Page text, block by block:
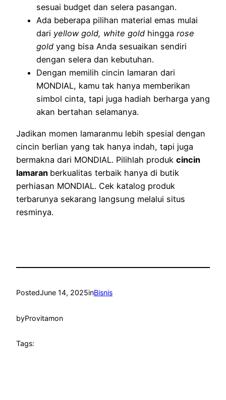
sesuai budget dan selera pasangan.
Ada beberapa pilihan material emas mulai
dari yellow gold, white gold hingga rose
gold yang bisa Anda sesuaikan sendiri
dengan selera dan kebutuhan.
Dengan memilih cincin lamaran dari
MONDIAL, kamu tak hanya memberikan
simbol cinta, tapi juga hadiah berharga yang
akan bertahan selamanya.
Jadikan momen lamaranmu lebih spesial dengan
cincin berlian yang tak hanya indah, tapi juga
bermakna dari MONDIAL. Pilihlah produk cincin
lamaran berkualitas terbaik hanya di butik
perhiasan MONDIAL. Cek katalog produk
terbarunya sekarang langsung melalui situs
resminya.
PostedJune 14, 2025inBisnis
byProvitamon
Tags: